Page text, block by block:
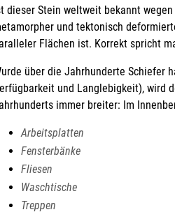
dieser Stein weltweit bekannt
und tektonisch
Flächen ist. Korrekt spricht
über die Jahrhunderte Schiefer
und Langlebigkeit), wird
immer breiter: Im
Arbeitsplatten
Fensterbänke
Fliesen
Waschtische
Treppen